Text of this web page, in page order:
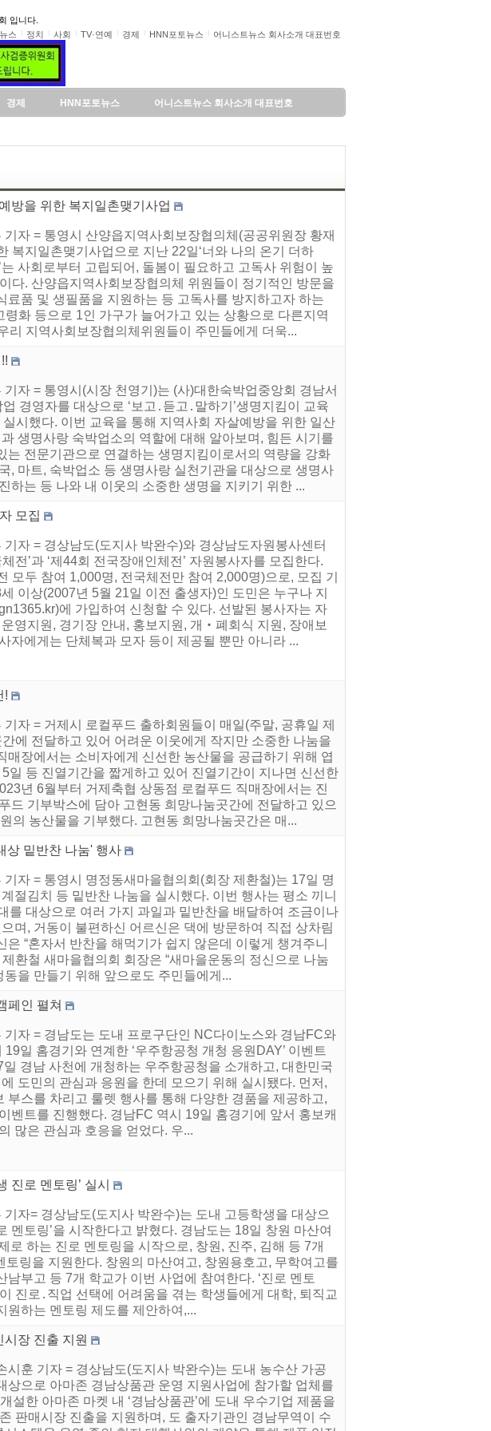
입니다.
스 정치 사회 TV·연예 경제 HNN포토뉴스 어니스트뉴스 회사소개 대표번호
경제 HNN포토뉴스 어니스트뉴스 회사소개 대표번호
방을 위한 복지일촌맺기사업
자 = 통영시 산양읍지역사회보장협의체(공공위원장 황재
복지일촌맺기사업으로 지난 22일‘너와 나의 온기 더하
는 사회로부터 고립되어, 돌봄이 필요하고 고독사 위험이 높
다. 산양읍지역사회보장협의체 위원들이 정기적인 방문을
료품 및 생필품을 지원하는 등 고독사를 방지하고자 하는
화 등으로 1인 가구가 늘어가고 있는 상황으로 다른지역
리 지역사회보장협의체위원들이 주민들에게 더욱...
자 = 통영시(시장 천영기)는 (사)대한숙박업중앙회 경남서
경영자를 대상으로 ‘보고․듣고․말하기’생명지킴이 교육
시했다. 이번 교육을 통해 지역사회 자살예방을 위한 일산
생명사랑 숙박업소의 역할에 대해 알아보며, 힘든 시기를
는 전문기관으로 연결하는 생명지킴이로서의 역량을 강화
, 마트, 숙박업소 등 생명사랑 실천기관을 대상으로 생명사
하는 등 나와 내 이웃의 소중한 생명을 지키기 위한 ...
모집
자 = 경상남도(도지사 박완수)와 경상남도자원봉사센터
전’과 ‘제44회 전국장애인체전’ 자원봉사자를 모집한다.
모두 참여 1,000명, 전국체전만 참여 2,000명)으로, 모집 기
이상(2007년 5월 21일 이전 출생자)인 도민은 누구나 지
에 가입하여 신청할 수 있다. 선발된 봉사자는 자
영지원, 경기장 안내, 홍보지원, 개‧폐회식 지원, 장애보
자에게는 단체복과 모자 등이 제공될 뿐만 아니라 ...
!
자 = 거제시 로컬푸드 출하회원들이 매일(주말, 공휴일 제
에 전달하고 있어 어려운 이웃에게 작지만 소중한 나눔을
장에서는 소비자에게 신선한 농산물을 공급하기 위해 엽
일 등 진열기간을 짧게하고 있어 진열기간이 지나면 신선한
년 6월부터 거제축협 상동점 로컬푸드 직매장에서는 진
드 기부박스에 담아 고현동 희망나눔곳간에 전달하고 있으
의 농산물을 기부했다. 고현동 희망나눔곳간은 매...
상 밑반찬 나눔' 행사
자 = 통영시 명정동새마을협의회(회장 제환철)는 17일 명
절김치 등 밑반찬 나눔을 실시했다. 이번 행사는 평소 끼니
를 대상으로 여러 가지 과일과 밑반찬을 배달하여 조금이나
며, 거동이 불편하신 어르신은 댁에 방문하여 직접 상차림
“혼자서 반찬을 해먹기가 쉽지 않은데 이렇게 챙겨주니
환철 새마을협의회 회장은 “새마을운동의 정신으로 나눔
을 만들기 위해 앞으로도 주민들에게...
페인 펼쳐
자 = 경남도는 도내 프로구단인 NC다이노스와 경남FC와
일 홈경기와 연계한 ‘우주항공청 개청 응원DAY’ 이벤트
경남 사천에 개청하는 우주항공청을 소개하고, 대한민국
도민의 관심과 응원을 한데 모으기 위해 실시됐다. 먼저,
스를 차리고 룰렛 행사를 통해 다양한 경품을 제공하고,
벤트를 진행했다. 경남FC 역시 19일 홈경기에 앞서 홍보캐
많은 관심과 호응을 얻었다. 우...
진로 멘토링’ 실시
자= 경상남도(도지사 박완수)는 도내 고등학생을 대상으
멘토링’을 시작한다고 밝혔다. 경남도는 18일 창원 마산여
로 하는 진로 멘토링을 시작으로, 창원, 진주, 김해 등 7개
링을 지원한다. 창원의 마산여고, 창원용호고, 무학여고를
부고 등 7개 학교가 이번 사업에 참여한다. ‘진로 멘토
진로․직업 선택에 어려움을 겪는 학생들에게 대학, 퇴직교
원하는 멘토링 제도를 제안하여,...
장 진출 지원
훈 기자 = 경상남도(도지사 박완수)는 도내 농수산 가공
상으로 아마존 경남상품관 운영 지원사업에 참가할 업체를
설한 아마존 마켓 내 ‘경남상품관’에 도내 우수기업 제품을
판매시장 진출을 지원하며, 도 출자기관인 경남무역이 수